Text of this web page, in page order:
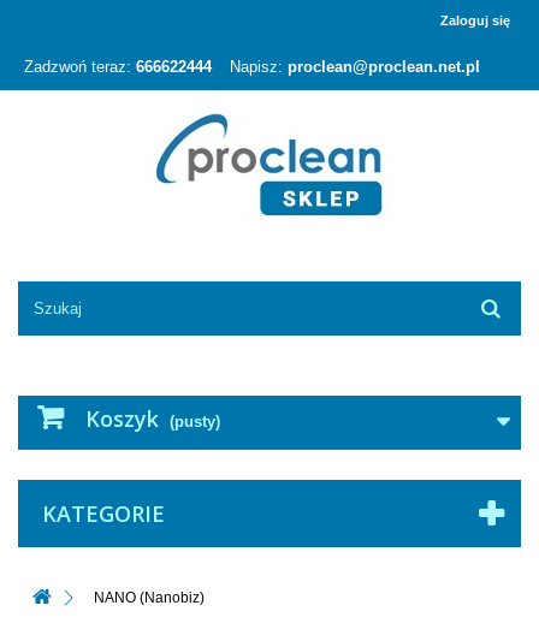
Zaloguj się
Zadzwoń teraz: 666622444 Napisz: proclean@proclean.net.pl
Koszyk (pusty)
KATEGORIE
NANO (Nanobiz)